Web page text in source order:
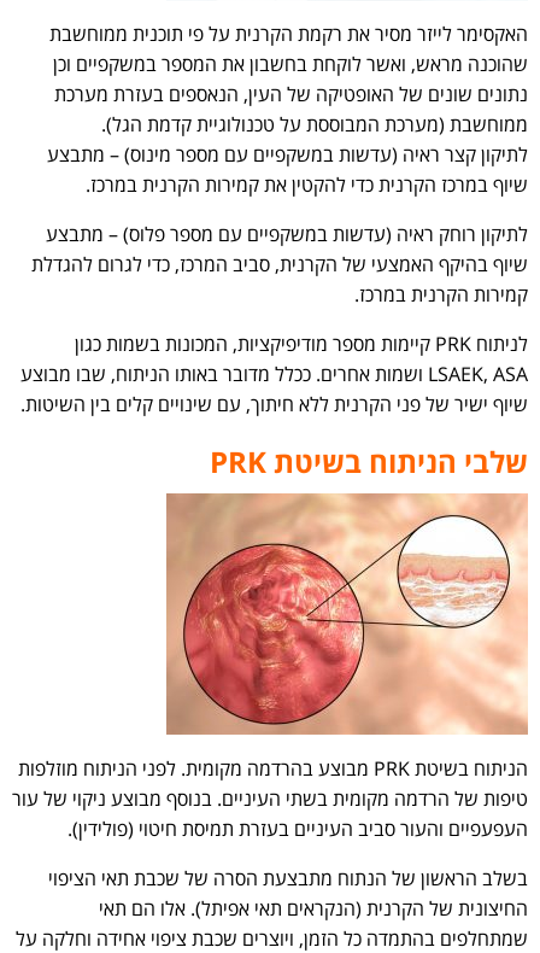
האקסימר לייזר מסיר את רקמת הקרנית על פי תוכנית ממוחשבת
שהוכנה מראש, ואשר לוקחת בחשבון את המספר במשקפיים וכן
נתונים שונים של האופטיקה של העין, הנאספים בעזרת מערכת
ממוחשבת (מערכת המבוססת על טכנולוגיית קדמת הגל).
לתיקון קצר ראיה (עדשות במשקפיים עם מספר מינוס) – מתבצע
שיוף במרכז הקרנית כדי להקטין את קמירות הקרנית במרכז.
לתיקון רוחק ראיה (עדשות במשקפיים עם מספר פלוס) – מתבצע
שיוף בהיקף האמצעי של הקרנית, סביב המרכז, כדי לגרום להגדלת
קמירות הקרנית במרכז.
לניתוח PRK קיימות מספר מודיפיקציות, המכונות בשמות כגון
LSAEK, ASA ושמות אחרים. ככלל מדובר באותו הניתוח, שבו מבוצע
שיוף ישיר של פני הקרנית ללא חיתוך, עם שינויים קלים בין השיטות.
שלבי הניתוח בשיטת PRK
הניתוח בשיטת PRK מבוצע בהרדמה מקומית. לפני הניתוח מוזלפות
טיפות של הרדמה מקומית בשתי העיניים. בנוסף מבוצע ניקוי של עור
העפעפיים והעור סביב העיניים בעזרת תמיסת חיטוי (פולידין).
בשלב הראשון של הנתוח מתבצעת הסרה של שכבת תאי הציפוי
החיצונית של הקרנית (הנקראים תאי אפיתל). אלו הם תאי
שמתחלפים בהתמדה כל הזמן, ויוצרים שכבת ציפוי אחידה וחלקה על